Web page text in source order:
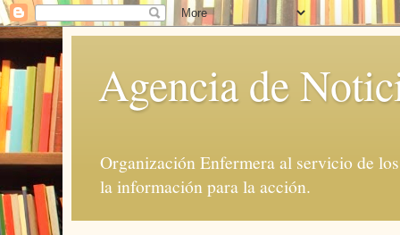
Agencia de
Organización Enfermera al servicio de
la información para la acción.